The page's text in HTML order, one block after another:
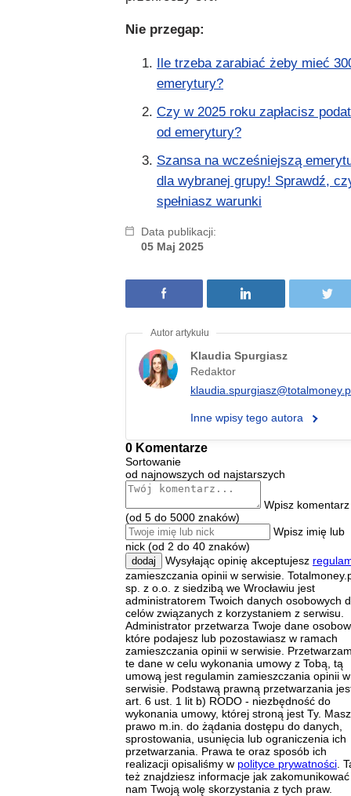
Nie przegap:
Ile trzeba zarabiać żeby mieć
emerytury?
Czy w 2025 roku zapłacisz
od emerytury?
Szansa na wcześniejszą
dla wybranej grupy! Sprawdź,
spełniasz warunki
Data publikacji:
05 Maj 2025
Klaudia Spurgiasz
Redaktor
Inne wpisy tego autora
0 Komentarze
Sortowanie
od najnowszych od najstarszych
Wpisz komentarz
(od 5 do 5000 znaków)
Wpisz imię lub
nick (od 2 do 40 znaków)
dodaj Wysyłając opinię akceptujesz
zamieszczania opinii w serwisie.
sp. z o.o. z siedzibą we Wrocławiu jest
administratorem Twoich danych osobowych
celów związanych z korzystaniem z serwisu.
Administrator przetwarza Twoje dane
które podajesz lub pozostawiasz w ramach
zamieszczania opinii w serwisie.
te dane w celu wykonania umowy z Tobą, tą
umową jest regulamin zamieszczania opinii w
serwisie. Podstawą prawną przetwarzania
art. 6 ust. 1 lit b) RODO - niezbędność do
wykonania umowy, której stroną jest Ty. Masz
prawo m.in. do żądania dostępu do danych,
sprostowania, usunięcia lub ograniczenia ich
przetwarzania. Prawa te oraz sposób ich
realizacji opisaliśmy w polityce prywatności .
też znajdziesz informacje jak zakomunikować
nam Twoją wolę skorzystania z tych praw.